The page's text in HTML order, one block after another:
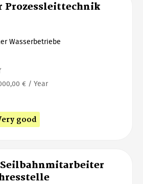
Prozessleittechnik
Wasserbetriebe
€ / Year
good